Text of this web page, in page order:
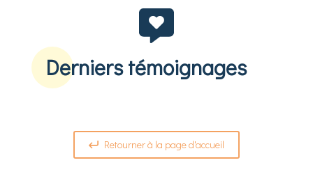
Derniers témoignages
Retourner à la page d'accueil